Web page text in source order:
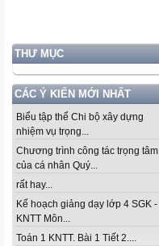
THƯ MỤC
CÁC Ý KIẾN MỚI NHẤT
Biểu tập thể Chi bộ xây dựng
nhiệm vụ trọng...
Chương trình công tác trọng tâm
của cá nhân Quý...
rất hay...
Kế hoạch giảng dạy lớp 4 SGK -
KNTT Môn...
Toán 1 KNTT. Bài 1 Tiết 2....